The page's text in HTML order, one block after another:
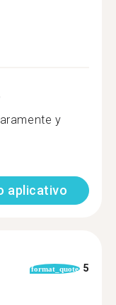
y
aplicativo
format_quote 5